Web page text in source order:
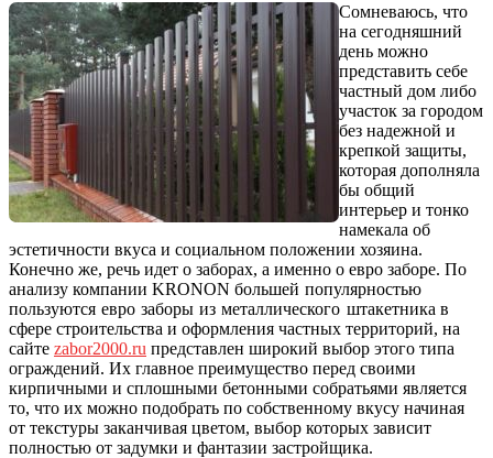
Сомневаюсь, что
на сегодняшний
день можно
представить себе
частный дом либо
участок за городом
без надежной и
крепкой защиты,
которая дополняла
бы общий
интерьер и тонко
намекала об
эстетичности вкуса и социальном положении хозяина.
Конечно же, речь идет о заборах, а именно о евро заборе. По
анализу компании KRONON большей популярностью
пользуются евро заборы из металлического штакетника в
сфере строительства и оформления частных территорий, на
сайте zabor2000.ru представлен широкий выбор этого типа
ограждений. Их главное преимущество перед своими
кирпичными и сплошными бетонными собратьями является
то, что их можно подобрать по собственному вкусу начиная
от текстуры заканчивая цветом, выбор которых зависит
полностью от задумки и фантазии застройщика.